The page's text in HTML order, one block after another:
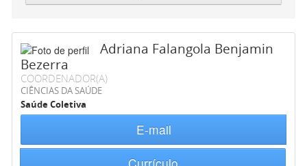
Adriana Falangola Benjamin
Bezerra
COORDENADOR(A)
CIÊNCIAS DA SAÚDE
Saúde Coletiva
E-mail